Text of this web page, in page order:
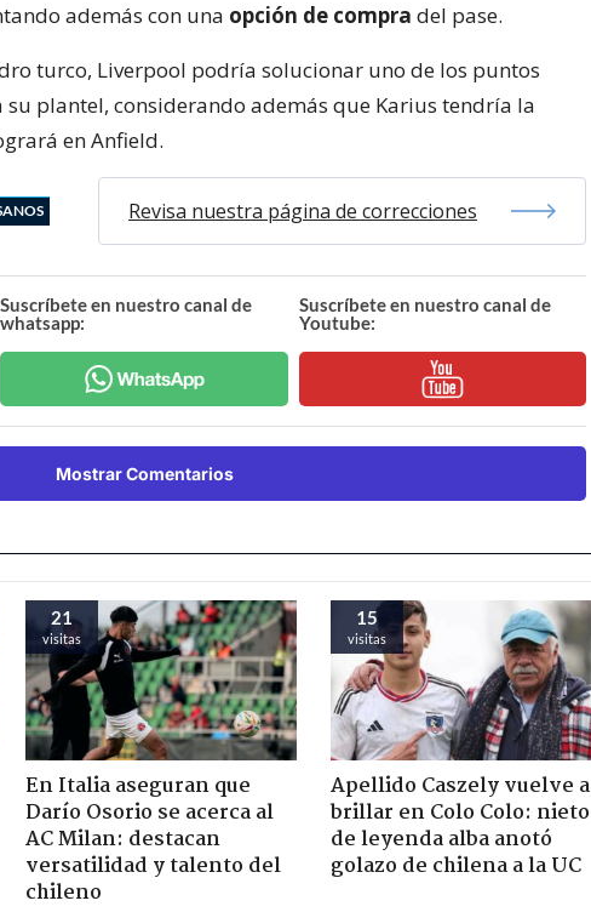
además con una opción de compra del pase.
turco, Liverpool podría solucionar uno de los puntos
su plantel, considerando además que Karius tendría la
en Anfield.
Revisa nuestra página de correcciones
Suscríbete en nuestro canal de
whatsapp:
Suscríbete en nuestro canal de
Youtube:
Mostrar Comentarios
21
visitas
En Italia aseguran que
Darío Osorio se acerca al
AC Milan: destacan
versatilidad y talento del
chileno
15
visitas
Apellido Caszely vuelve a
brillar en Colo Colo: nieto
de leyenda alba anotó
golazo de chilena a la UC